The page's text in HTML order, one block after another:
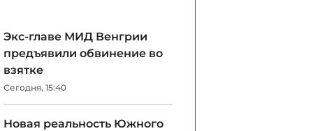
Экс-главе МИД Венгрии
предъявили обвинение во
взятке
Сегодня, 15:40
Новая реальность Южного